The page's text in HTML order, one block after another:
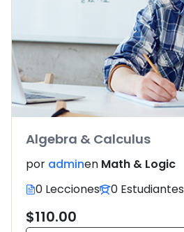
Algebra & Calculus
por adminen Math & Logic
0 Lecciones
0 Estudiantes
$110.00